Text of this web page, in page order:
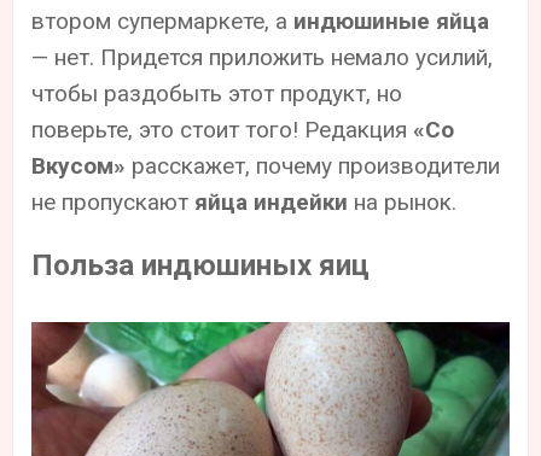
втором супермаркете, а индюшиные яйца
— нет. Придется приложить немало усилий,
чтобы раздобыть этот продукт, но
поверьте, это стоит того! Редакция «Со
Вкусом» расскажет, почему производители
не пропускают яйца индейки на рынок.
Польза индюшиных яиц